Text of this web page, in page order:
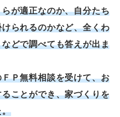
が適正なのか、自分たち
られるのかなど、全くわ
どで調べても答えが出ま
Ｐ無料相談を受けて、お
ことができ、家づくりを
。